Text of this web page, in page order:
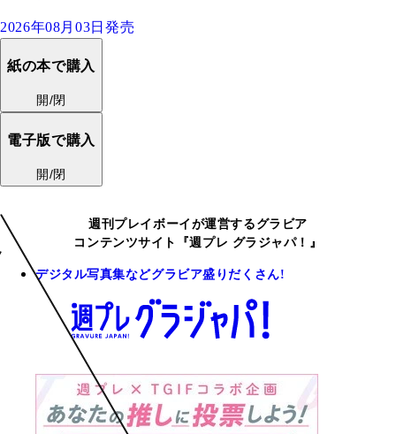
2026年08月03日発売
紙の本で購入
開/閉
電子版で購入
開/閉
週刊プレイボーイが運営するグラビア
コンテンツサイト『週プレ グラジャパ！』
デジタル写真集などグラビア盛りだくさん!